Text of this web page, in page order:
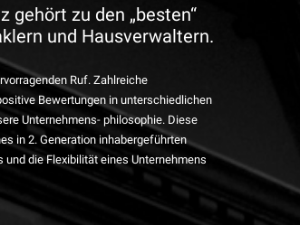
gehört zu den „besten“
und Hausverwaltern.
Ruf. Zahlreiche
Bewertungen in unterschiedlichen
Unternehmens- philosophie. Diese
in 2. Generation inhabergeführten
und die Flexibilität eines Unternehmens